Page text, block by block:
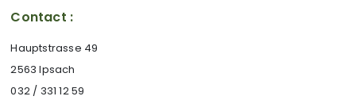
Contact :
Hauptstrasse 49
2563 Ipsach
032 / 331 12 59